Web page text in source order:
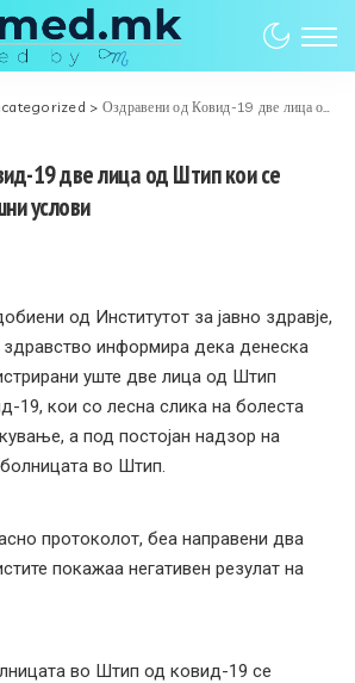
> Оздравени од Ковид-19 две лица од Штип кои се лекуваа во домашни услови
19 две лица од Штип кои се
услови
од Институтот за јавно здравје,
информира дека денеска
уште две лица од Штип
19, кои со лесна слика на болеста
а под постојан надзор на
во Штип.
протоколот, беа направени два
покажаа негативен резулат на
во Штип од ковид-19 се